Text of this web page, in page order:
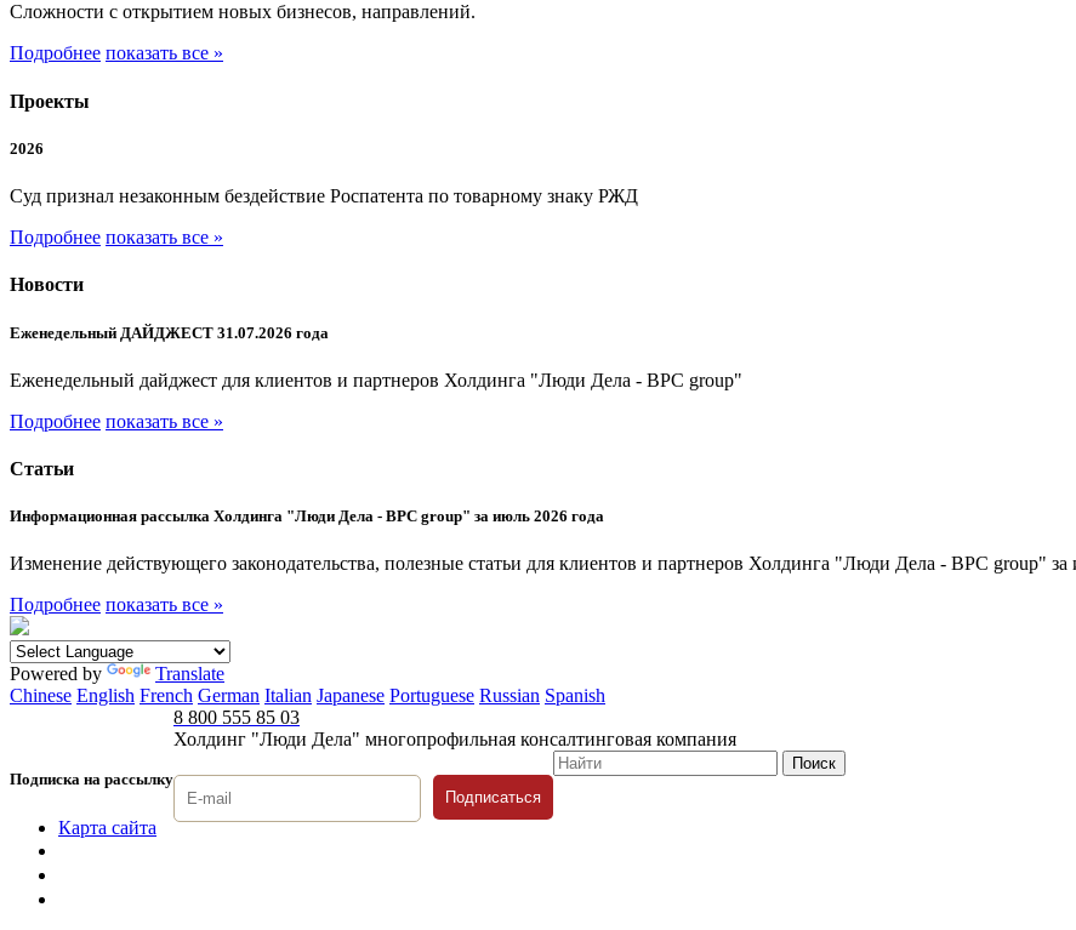
Сложности с открытием новых бизнесов, направлений.
Подробнее показать все »
Проекты
2026
Суд признал незаконным бездействие Роспатента по товарному знаку РЖД
Подробнее показать все »
Новости
Еженедельный ДАЙДЖЕСТ 31.07.2026 года
Еженедельный дайджест для клиентов и партнеров Холдинга "Люди Дела - BPC group"
Подробнее показать все »
Статьи
Информационная рассылка Холдинга "Люди Дела - BPC group" за июль 2026 года
Изменение действующего законодательства, полезные статьи для клиентов и партнеров Холдинга "Люди Дела - BPC group" за
Подробнее показать все »
Powered by
Translate
Chinese English French German Italian Japanese Portuguese Russian Spanish
Подписка на рассылку
8 800 555 85 03
Холдинг "Люди Дела" многопрофильная консалтинговая компания
Подписаться
Карта сайта